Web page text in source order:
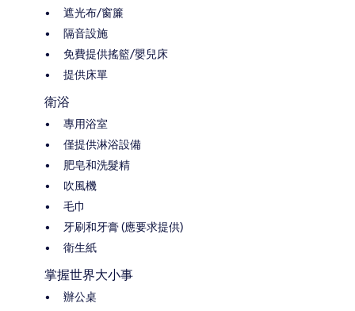
遮光布/窗簾
隔音設施
免費提供搖籃/嬰兒床
提供床單
衛浴
專用浴室
僅提供淋浴設備
肥皂和洗髮精
吹風機
毛巾
牙刷和牙膏 (應要求提供)
衛生紙
掌握世界大小事
辦公桌